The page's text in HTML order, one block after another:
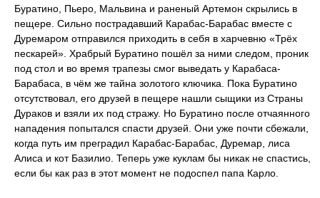
Буратино, Пьеро, Мальвина и раненый Артемон скрылись в
пещере. Сильно пострадавший Карабас-Барабас вместе с
Дуремаром отправился приходить в себя в харчевню «Трёх
пескарей». Храбрый Буратино пошёл за ними следом, проник
под стол и во время трапезы смог выведать у Карабаса-
Барабаса, в чём же тайна золотого ключика. Пока Буратино
отсутствовал, его друзей в пещере нашли сыщики из Страны
Дураков и взяли их под стражу. Но Буратино после отчаянного
нападения попытался спасти друзей. Они уже почти сбежали,
когда путь им преградил Карабас-Барабас, Дуремар, лиса
Алиса и кот Базилио. Теперь уже куклам бы никак не спастись,
если бы как раз в этот момент не подоспел папа Карло.